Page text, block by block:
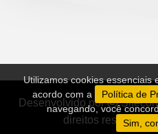
Utilizamos cookies essenciais
acordo com a
Política de
navegando, você
Sim,
Desenvolvido por
direitos